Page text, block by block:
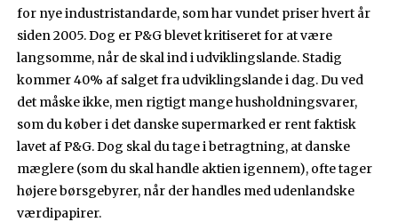
for nye industristandarde, som har vundet priser hvert år
siden 2005. Dog er P&G blevet kritiseret for at være
langsomme, når de skal ind i udviklingslande. Stadig
kommer 40% af salget fra udviklingslande i dag. Du ved
det måske ikke, men rigtigt mange husholdningsvarer,
som du køber i det danske supermarked er rent faktisk
lavet af P&G. Dog skal du tage i betragtning, at danske
mæglere (som du skal handle aktien igennem), ofte tager
højere børsgebyrer, når der handles med udenlandske
værdipapirer.